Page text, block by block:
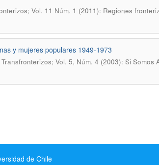
Vol. 11 Núm. 1 (2011): Regiones
y mujeres populares 1949-1973
Vol. 5, Núm. 4 (2003): Si Somos
de Chile